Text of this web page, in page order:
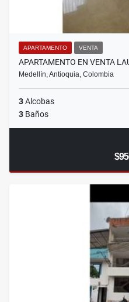
APARTAMENTO VENTA
APARTAMENTO EN VENTA
Medellín, Antioquia, Colombia
3Alcobas
3 Baños